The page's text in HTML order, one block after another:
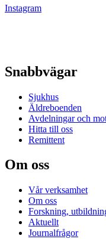
Instagram
Snabbvägar
Sjukhus
Äldreboenden
Avdelningar och
Hitta till oss
Remittent
Om oss
Vår verksamhet
Om oss
Forskning,
Aktuellt
Journalfrågor